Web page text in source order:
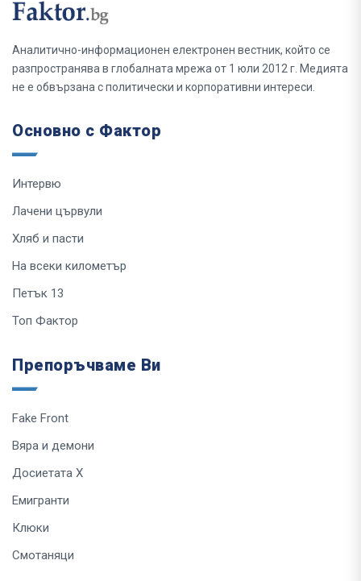
Аналитично-информационен електронен вестник, който се
разпространява в глобалната мрежа от 1 юли 2012 г. Медията
не е обвързана с политически и корпоративни интереси.
Основно с Фактор
Интервю
Лачени цървули
Хляб и пасти
На всеки километър
Петък 13
Топ Фактор
Препоръчваме Ви
Fake Front
Вяра и демони
Досиетата Х
Емигранти
Клюки
Смотаняци